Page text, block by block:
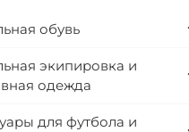
обувь
экипировка и
одежда
для футбола и